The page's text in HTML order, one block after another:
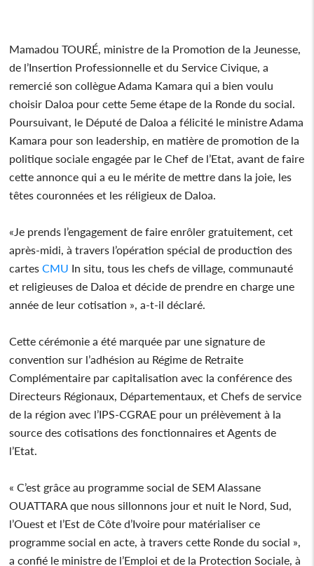
Mamadou TOURÉ, ministre de la Promotion de la Jeunesse,
de l’Insertion Professionnelle et du Service Civique, a
remercié son collègue Adama Kamara qui a bien voulu
choisir Daloa pour cette 5eme étape de la Ronde du social.
Poursuivant, le Député de Daloa a félicité le ministre Adama
Kamara pour son leadership, en matière de promotion de la
politique sociale engagée par le Chef de l’Etat, avant de faire
cette annonce qui a eu le mérite de mettre dans la joie, les
têtes couronnées et les réligieux de Daloa.
«Je prends l’engagement de faire enrôler gratuitement, cet
après-midi, à travers l’opération spécial de production des
cartesCMU In situ, tous les chefs de village, communauté
et religieuses de Daloa et décide de prendre en charge une
année de leur cotisation », a-t-il déclaré.
Cette cérémonie a été marquée par une signature de
convention sur l’adhésion au Régime de Retraite
Complémentaire par capitalisation avec la conférence des
Directeurs Régionaux, Départementaux, et Chefs de service
de la région avec l’IPS-CGRAE pour un prélèvement à la
source des cotisations des fonctionnaires et Agents de
l’Etat.
« C’est grâce au programme social de SEM Alassane
OUATTARA que nous sillonnons jour et nuit le Nord, Sud,
l’Ouest et l’Est de Côte d’Ivoire pour matérialiser ce
programme social en acte, à travers cette Ronde du social »,
a confié le ministre de l’Emploi et de la Protection Sociale, à